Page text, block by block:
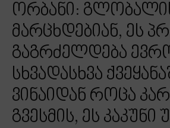
ორბანი:
მარცხდებიან, ეს
გაგრძელდება
სხვადასხვა
ვინაიდან როცა
გვესმის, ეს კაკუნი